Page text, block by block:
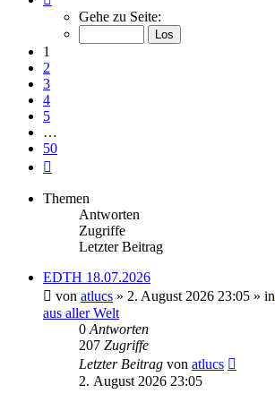
von
Gehe zu Seite:
1
2
3
4
5
…
50
Themen
Antworten
Zugriffe
Letzter Beitrag
EDTH 18.07.2026
von atlucs » 2. August 2026 23:05 » in
aus aller Welt
0 Antworten
207 Zugriffe
Letzter Beitrag von atlucs
2. August 2026 23:05